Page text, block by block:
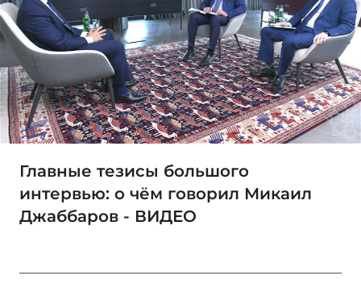
Главные тезисы большого
интервью: о чём говорил Микаил
Джаббаров - ВИДЕО